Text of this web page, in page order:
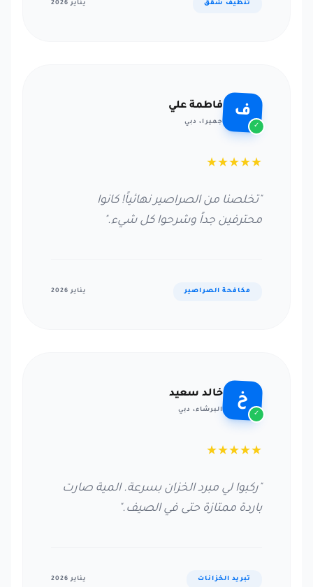
تنظيف شقق يناير 2026
ف
✓
فاطمة علي
جميرا، دبي
★
★
★
★
★
"تخلصنا من الصراصير نهائياً! كانوا
محترفين جداً وشرحوا كل شيء."
مكافحة الصراصير يناير 2026
خ
✓
خالد سعيد
البرشاء، دبي
★
★
★
★
★
"ركبوا لي مبرد الخزان بسرعة. المية صارت
باردة ممتازة حتى في الصيف."
تبريد الخزانات يناير 2026